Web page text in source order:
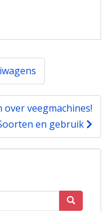
veegmachines!
en gebruik